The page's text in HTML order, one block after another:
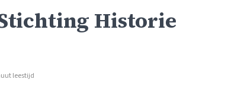
Historie
leestijd